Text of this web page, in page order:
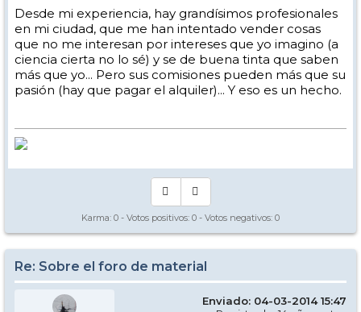
demás.
He dicho que hay grandes foreros y que también hay malos tenderos.
Pero que al final, el buen profesional tiene (por narices) que mostrar
interés por el cliente y a un forero por muy bien intencionado que
esté, en un momento dado se la puede sudar. No solo eso, si no que el
forero que más se ve es el que ddice lo que le va bien a él y por eso lo
recomienda a otros sin pensar en como son los otros. (y vuelvo a
insistir que hablo de lo que se ve en abundanci en el foro, no de que
Desde mi experiencia, hay grandísimos profesionales
en mi ciudad, que me han intentado vender cosas
que no me interesan por intereses que yo imagino (a
ciencia cierta no lo sé) y se de buena tinta que saben
más que yo... Pero sus comisiones pueden más que su
pasión (hay que pagar el alquiler)... Y eso es un hecho.
Karma: 0 - Votos positivos: 0 - Votos negativos: 0
Re: Sobre el foro de material
Enviado: 04-03-2014 15:47